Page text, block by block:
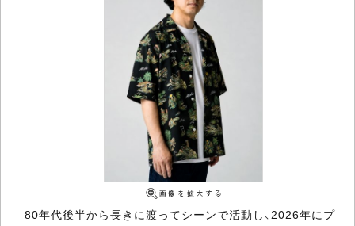
80年代後半から長きに渡ってシーンで活動し、2026年にプ